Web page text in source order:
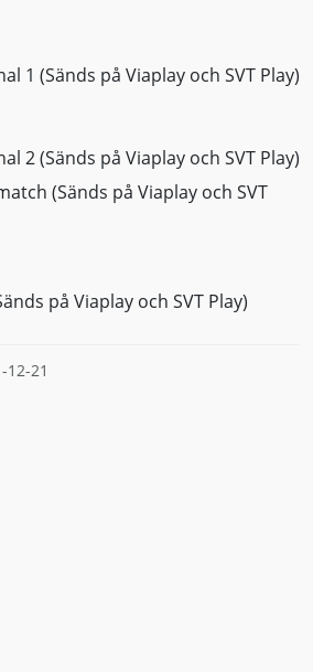
1 (Sänds på Viaplay och SVT Play)
2 (Sänds på Viaplay och SVT Play)
(Sänds på Viaplay och SVT
på Viaplay och SVT Play)
12-21